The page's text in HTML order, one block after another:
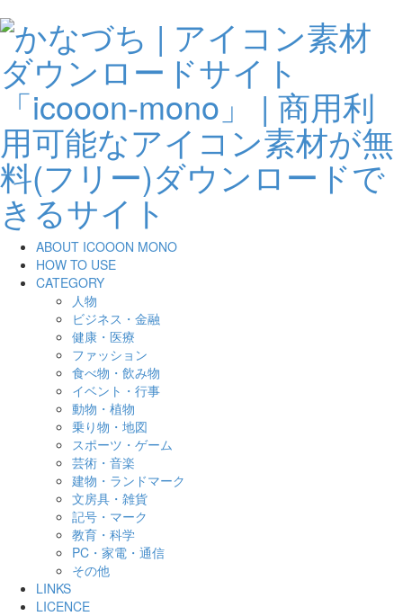
ABOUT ICOOON MONO
HOW TO USE
CATEGORY
人物
ビジネス・金融
健康・医療
ファッション
食べ物・飲み物
イベント・行事
動物・植物
乗り物・地図
スポーツ・ゲーム
芸術・音楽
建物・ランドマーク
文房具・雑貨
記号・マーク
教育・科学
PC・家電・通信
その他
LINKS
LICENCE